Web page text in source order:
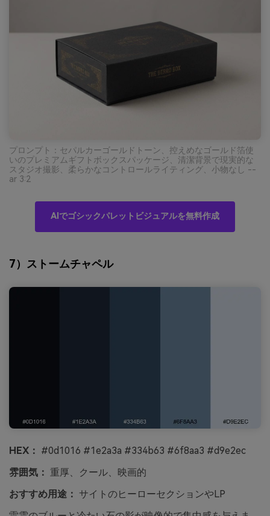
プロンプト：セパルカーゴールドトーン、控えめなゴールド箔使
いのプレミアムギフトボックスパッケージ、清潔背景で現実的な
スタジオ撮影、柔らかなコントロールライティング、小物なし --
ar 3:2
AIでゴシックパレットビジュアルを無料作成
7）ストームチャペル
HEX： #0d1016 #1e2a3a #334b63 #6f8aa3 #d9e2ec
雰囲気： 重厚、クール、映画的
おすすめ用途： サイトのヒーローセクションやLP